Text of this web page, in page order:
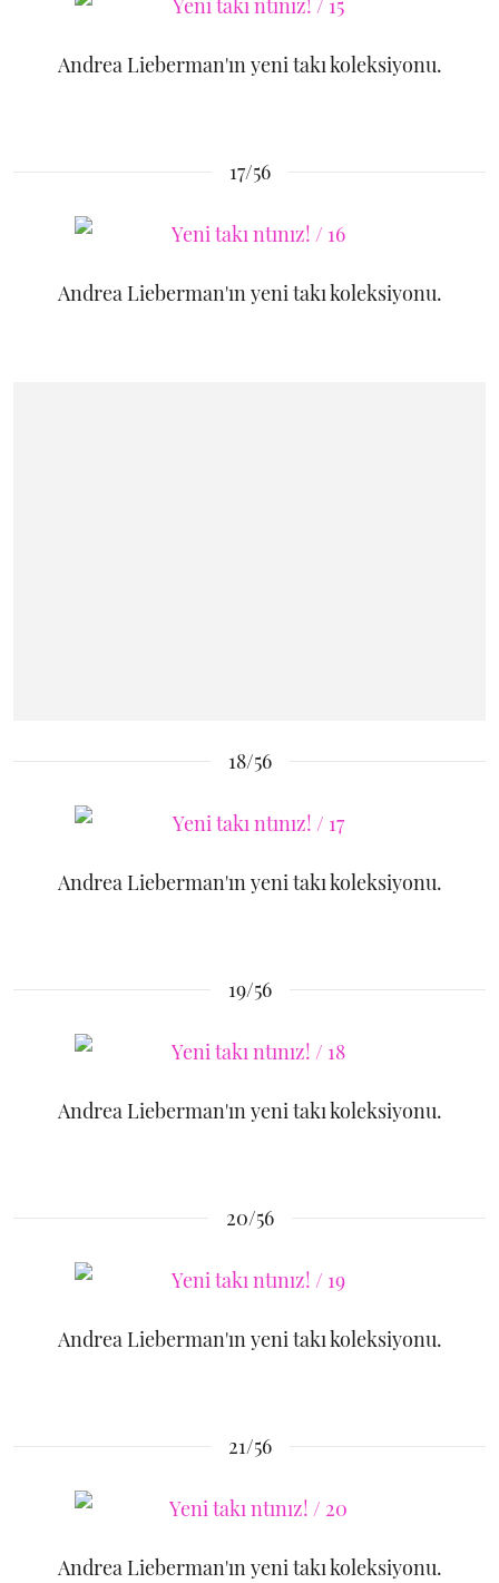
Andrea Lieberman'ın yeni takı koleksiyonu.
17/56
Andrea Lieberman'ın yeni takı koleksiyonu.
18/56
Andrea Lieberman'ın yeni takı koleksiyonu.
19/56
Andrea Lieberman'ın yeni takı koleksiyonu.
20/56
Andrea Lieberman'ın yeni takı koleksiyonu.
21/56
Andrea Lieberman'ın yeni takı koleksiyonu.